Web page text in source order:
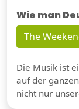
Wie man
The
Die Musik ist
auf der
nicht nur